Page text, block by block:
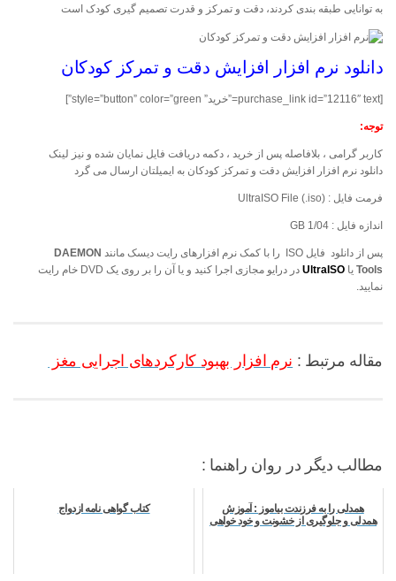
به توانایی طبقه بندی کردند، دقت و تمرکز و قدرت تصمیم گیری کودک است
دانلود نرم افزار افزایش دقت و تمرکز کودکان
[purchase_link id=”12116″ text=”خرید” style=”button” color=”green”]
توجه:
کاربر گرامی ، بلافاصله پس از خرید ، دکمه دریافت فایل نمایان شده و نیز لینک
دانلود نرم افزار افزایش دقت و تمرکز کودکان به ایمیلتان ارسال می گرد
فرمت فایل : (UltraISO File (.iso
اندازه فایل : 1/04 GB
پس از دانلود فایل ISO را با کمک نرم افزارهای رایت دیسک مانند DAEMON
Tools یا UltraISO
در درایو مجازی اجرا کنید و یا آن را بر روی یک DVD خام رایت
نمایید.
مقاله مرتبط : نرم افزار بهبود کارکردهای اجرایی مغز
مطالب دیگر در روان راهنما :
همدلی را به فرزندت بیاموز : آموزش
همدلی و جلوگیری از خشونت و خود خواهی
کتاب گواهی نامه ازدواج